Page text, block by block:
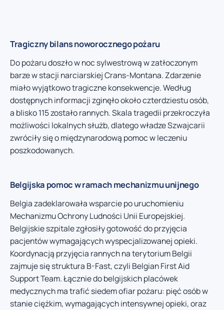
Tragiczny bilans noworocznego pożaru
Do pożaru doszło w noc sylwestrową w zatłoczonym
barze w stacji narciarskiej Crans-Montana. Zdarzenie
miało wyjątkowo tragiczne konsekwencje. Według
dostępnych informacji zginęło około czterdziestu osób,
a blisko 115 zostało rannych. Skala tragedii przekroczyła
możliwości lokalnych służb, dlatego władze Szwajcarii
zwróciły się o międzynarodową pomoc w leczeniu
poszkodowanych.
Belgijska pomoc w ramach mechanizmu unijnego
Belgia zadeklarowała wsparcie po uruchomieniu
Mechanizmu Ochrony Ludności Unii Europejskiej.
Belgijskie szpitale zgłosiły gotowość do przyjęcia
pacjentów wymagających wyspecjalizowanej opieki.
Koordynacją przyjęcia rannych na terytorium Belgii
zajmuje się struktura B-Fast, czyli Belgian First Aid
Support Team. Łącznie do belgijskich placówek
medycznych ma trafić siedem ofiar pożaru: pięć osób w
stanie ciężkim, wymagających intensywnej opieki, oraz